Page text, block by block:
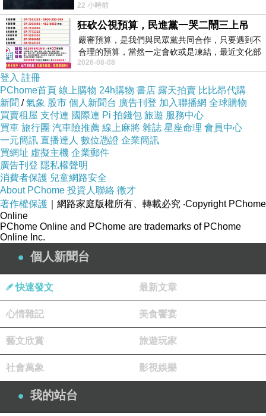
https://www.facebook.com/KingIsNotClothes/posts/pfbid02Ck3332CtfdccYZNE3T8PLJWcd658hRBN9Ai6fsg6iYdPJwyp7mGNP4S9
YDp8VoZil
卓榮泰‥「老師不宜強烈政治表態……」
當年太陽花學運時，
一堆挺綠教授，不止「強烈政治表態」，
還利用權力，假借公假、校外教學等名義，
煽動連服貿是什麼，都搞不清楚的學生，到立院鬧
場。
有人是忘了，還是害怕想起來？
=====================================
=======================
※本文首舖於「新聞台。潘文良著作集」。
◎潘文良政治新聞眉批《昨是今非》。2026.05.14.
四 09:00:00
4616041
https://www.facebook.com/groups/220244542125363/posts/17751208
49971050/
※內存於：我的網站/01/M/new-11.htm
■標籤：當年 #學運 #前線 #帶隊 #高呼 #避嫌 #公
假 #教學 #綠燈 #滿口 #正義 #烽煙 #政權 #多言 #
https://www.facebook.com/photo/?fbid=147
22 小時前
狂砍公視預算，民進黨一哭二鬧三上吊
嚴審預算，是我們與民眾黨共同合作，只要遇到不
合理的預算，當然一定會砍或是凍結，最近文化部
要編列公視和Taiwan plus預算，在110年
2026-08-08
登入 註冊
PChome首頁 線上購物 24h購物 書店 露天拍賣 比比昂代購
新聞 /氣象 股市 個人新聞台 廣告刊登 加入聯播網 全球購物
買賣租屋 支付連 國際連 Pi 拍錢包 旅遊 服務中心
買車 旅行團 汽車險推薦 線上麻將 雜誌 星座命理 會員中心
一元簡訊 直播達人 數位憑證 企業簡訊
買網址 虛擬主機 企業郵件
廣告刊登 隱私權聲明
消費者保護 兒童網路安全
About PChome 投資人聯絡 徵才
著作權保護 ｜網路家庭版權所有、轉載必究 ‧Copyright PChome
Online
PChome Online and PChome are trademarks of PChome
Online Inc.
個人新聞台
快速發文 最新文章
心情雜記 美食饗宴
藝文欣賞 旅遊玩家
社會萬象 影視娛樂
我的站台